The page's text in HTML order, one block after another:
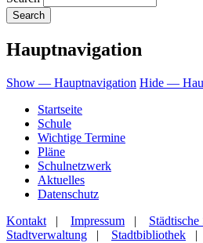
Hauptnavigation
Show — Hauptnavigation Hide —
Startseite
Schule
Wichtige Termine
Pläne
Schulnetzwerk
Aktuelles
Datenschutz
Kontakt | Impressum |
Stadtverwaltung | Stadtbibliothek |